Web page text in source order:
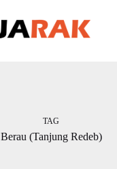
TAG
Berau (Tanjung Redeb)